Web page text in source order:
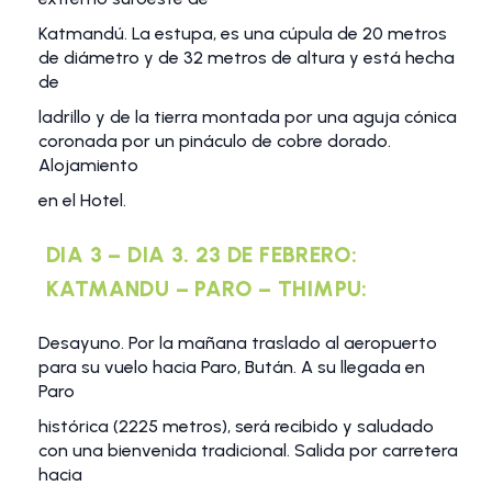
Katmandú. La estupa, es una cúpula de 20 metros
de diámetro y de 32 metros de altura y está hecha
de
ladrillo y de la tierra montada por una aguja cónica
coronada por un pináculo de cobre dorado.
Alojamiento
en el Hotel.
DIA 3 – DIA 3. 23 DE FEBRERO:
KATMANDU – PARO – THIMPU:
Desayuno. Por la mañana traslado al aeropuerto
para su vuelo hacia Paro, Bután. A su llegada en
Paro
histórica (2225 metros), será recibido y saludado
con una bienvenida tradicional. Salida por carretera
hacia